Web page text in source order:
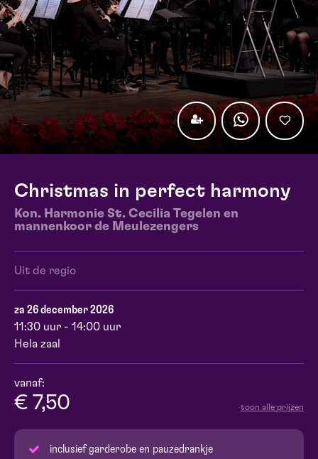
Christmas in perfect harmony
Kon. Harmonie St. Cecilia Tegelen en
mannenkoor de Meulezengers
Uit de regio
za 26 december 2026
11:30 uur - 14:00 uur
Hela zaal
vanaf:
€ 7,50 toon alle prijzen
inclusief garderobe en pauzedrankje